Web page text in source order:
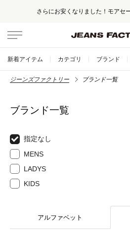
さらにお安くなりました！モアセ
新着アイテム カテゴリ ブランド
ジーンズファクトリー ブランド一覧
ブランド一覧
指定なし
MENS
LADYS
KIDS
アルファベット